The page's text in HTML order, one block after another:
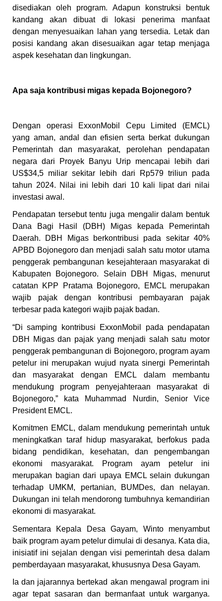
disediakan oleh program. Adapun konstruksi bentuk
kandang akan dibuat di lokasi penerima manfaat
dengan menyesuaikan lahan yang tersedia. Letak dan
posisi kandang akan disesuaikan agar tetap menjaga
aspek kesehatan dan lingkungan.
Apa saja kontribusi migas kepada Bojonegoro?
Dengan operasi ExxonMobil Cepu Limited (EMCL)
yang aman, andal dan efisien serta berkat dukungan
Pemerintah dan masyarakat, perolehan pendapatan
negara dari Proyek Banyu Urip mencapai lebih dari
US$34,5 miliar sekitar lebih dari Rp579 triliun pada
tahun 2024. Nilai ini lebih dari 10 kali lipat dari nilai
investasi awal.
Pendapatan tersebut tentu juga mengalir dalam bentuk
Dana Bagi Hasil (DBH) Migas kepada Pemerintah
Daerah. DBH Migas berkontribusi pada sekitar 40%
APBD Bojonegoro dan menjadi salah satu motor utama
penggerak pembangunan kesejahteraan masyarakat di
Kabupaten Bojonegoro. Selain DBH Migas, menurut
catatan KPP Pratama Bojonegoro, EMCL merupakan
wajib pajak dengan kontribusi pembayaran pajak
terbesar pada kategori wajib pajak badan.
“Di samping kontribusi ExxonMobil pada pendapatan
DBH Migas dan pajak yang menjadi salah satu motor
penggerak pembangunan di Bojonegoro, program ayam
petelur ini merupakan wujud nyata sinergi Pemerintah
dan masyarakat dengan EMCL dalam membantu
mendukung program penyejahteraan masyarakat di
Bojonegoro,” kata Muhammad Nurdin, Senior Vice
President EMCL.
Komitmen EMCL, dalam mendukung pemerintah untuk
meningkatkan taraf hidup masyarakat, berfokus pada
bidang pendidikan, kesehatan, dan pengembangan
ekonomi masyarakat. Program ayam petelur ini
merupakan bagian dari upaya EMCL selain dukungan
terhadap UMKM, pertanian, BUMDes, dan nelayan.
Dukungan ini telah mendorong tumbuhnya kemandirian
ekonomi di masyarakat.
Sementara Kepala Desa Gayam, Winto menyambut
baik program ayam petelur dimulai di desanya. Kata dia,
inisiatif ini sejalan dengan visi pemerintah desa dalam
pemberdayaan masyarakat, khususnya Desa Gayam.
Ia dan jajarannya bertekad akan mengawal program ini
agar tepat sasaran dan bermanfaat untuk warganya.